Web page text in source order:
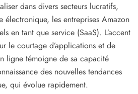
dans divers secteurs lucratifs,
électronique, les entreprises Amazon
en tant que service (SaaS). L’accent
le courtage d’applications et de
ligne témoigne de sa capacité
des nouvelles tendances
qui évolue rapidement.